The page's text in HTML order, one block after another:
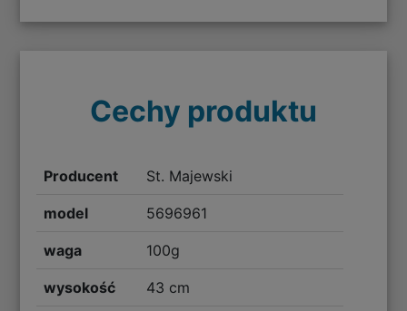
Cechy produktu
Producent St. Majewski
model 5696961
waga 100g
wysokość 43 cm